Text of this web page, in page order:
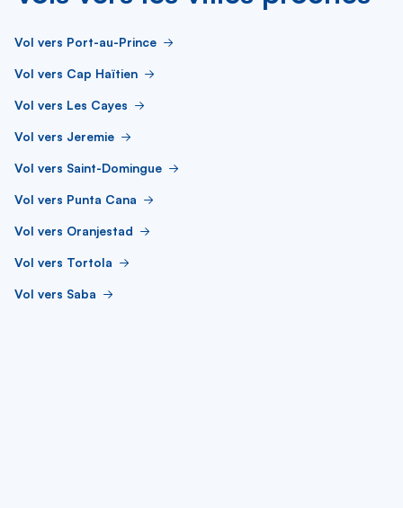
Vol vers Port-au-Prince
Vol vers Cap Haïtien
Vol vers Les Cayes
Vol vers Jeremie
Vol vers Saint-Domingue
Vol vers Punta Cana
Vol vers Oranjestad
Vol vers Tortola
Vol vers Saba